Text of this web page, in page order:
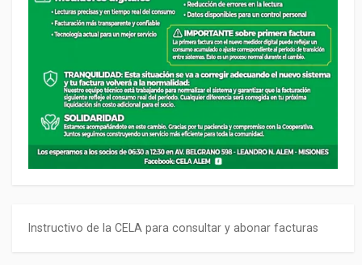
Instructivo de la CELA para consultar y abonar facturas